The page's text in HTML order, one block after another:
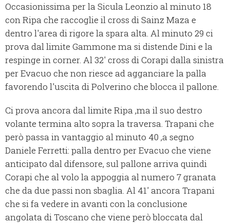
Occasionissima per la Sicula Leonzio al minuto 18
con Ripa che raccoglie il cross di Sainz Maza e
dentro l'area di rigore la spara alta. Al minuto 29 ci
prova dal limite Gammone ma si distende Dini e la
respinge in corner. Al 32' cross di Corapi dalla sinistra
per Evacuo che non riesce ad agganciare la palla
favorendo l'uscita di Polverino che blocca il pallone.
Ci prova ancora dal limite Ripa ,ma il suo destro
volante termina alto sopra la traversa. Trapani che
però passa in vantaggio al minuto 40 ,a segno
Daniele Ferretti: palla dentro per Evacuo che viene
anticipato dal difensore, sul pallone arriva quindi
Corapi che al volo la appoggia al numero 7 granata
che da due passi non sbaglia. Al 41' ancora Trapani
che si fa vedere in avanti con la conclusione
angolata di Toscano che viene però bloccata dal